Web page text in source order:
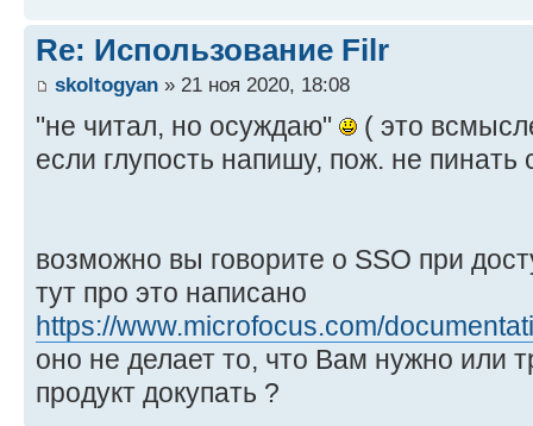
Re: Использование Filr
skoltogyan » 21 ноя 2020, 18:08
"не читал, но осуждаю"
( это
если глупость напишу, пож. не пинать
возможно вы говорите о SSO при
тут про это написано
https://www.microfocus.com/
оно не делает то, что Вам нужно или
продукт докупать ?